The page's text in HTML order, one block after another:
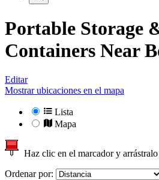
Portable Storage
Containers Near
Editar
Mostrar ubicaciones en el mapa
Lista
Mapa
Haz clic en el marcador y
Ordenar por: